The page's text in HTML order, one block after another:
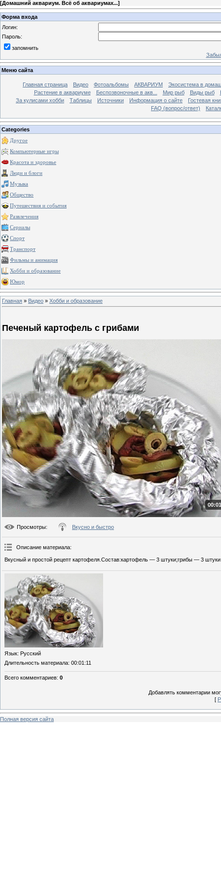
[Домашний аквариум. Всё об аквариумах...]
Форма входа
Логин:
Пароль:
запомнить
Меню сайта
Главная страница Видео Фотоальбомы АКВАРИУМ
Экосистема в
Растение в аквариуме
Беспозвоночные в акв... Мир рыб Виды рыб
За кулисами хобби
Таблицы Источники Информация о сайте
Гостевая
FAQ (вопрос/ответ)
Categories
Другое
Компьютерные игры
Красота и здоровье
Люди и блоги
Музыка
Общество
Путешествия и события
Развлечения
Сериалы
Спорт
Транспорт
Фильмы и анимация
Хобби и образование
Юмор
Главная » Видео » Хобби и образование
Печеный картофель с грибами
Просмотры: Вкусно и быстро
Описание материала:
Вкусный и простой рецепт картофеля.Состав:картофель — 3 штуки;грибы — 3
Язык: Русский
Длительность материала: 00:01:11
Всего комментариев: 0
Добавлять комментарии
[
Полная версия сайта